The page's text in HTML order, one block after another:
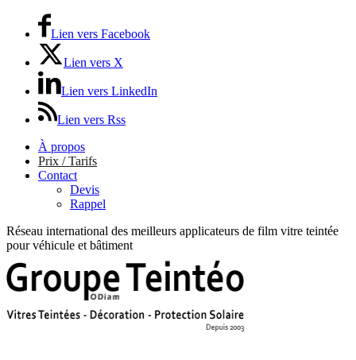
Lien vers Facebook
Lien vers X
Lien vers LinkedIn
Lien vers Rss
À propos
Prix / Tarifs
Contact
Devis
Rappel
Réseau international des meilleurs applicateurs de film vitre teintée
pour véhicule et bâtiment